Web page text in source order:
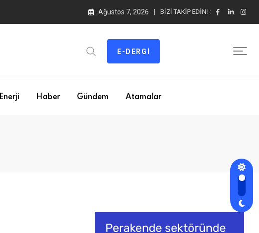
Ağustos 7, 2026 BIZI TAKIP EDIN! :
E-DERGI
Enerji Haber Gündem Atamalar